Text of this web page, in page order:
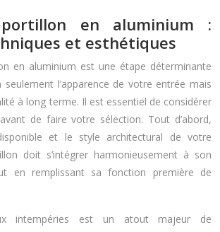
en aluminium :
et esthétiques
en aluminium est une étape déterminante
seulement l’apparence de votre entrée mais
à long terme. Il est essentiel de considérer
de faire votre sélection. Tout d’abord,
et le style architectural de votre
doit s’intégrer harmonieusement à son
en remplissant sa fonction première de
intempéries est un atout majeur de